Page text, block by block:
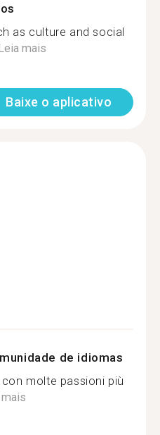
as culture and social
mais
Baixe o aplicativo
de idiomas
molte passioni più